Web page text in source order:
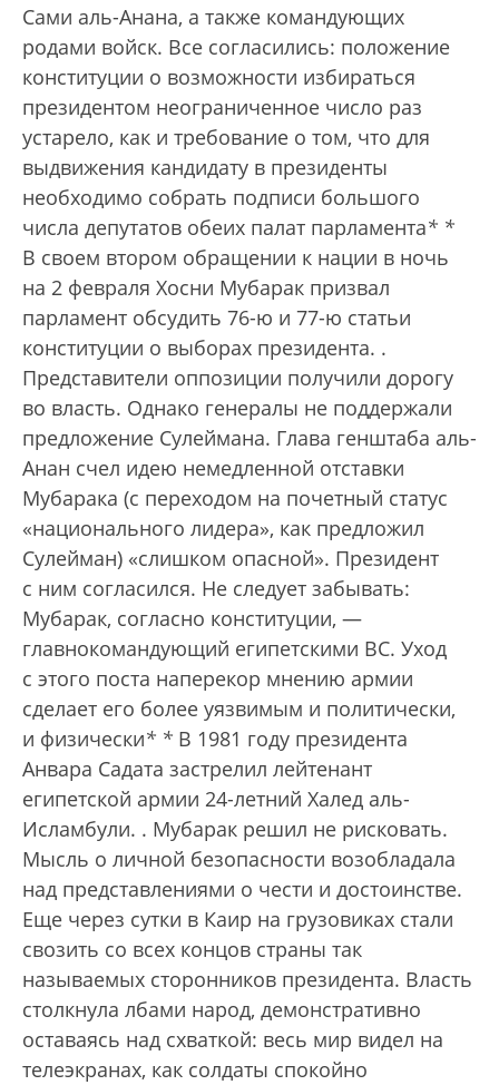
Сами аль-Анана, а также командующих
родами войск. Все согласились: положение
конституции о возможности избираться
президентом неограниченное число раз
устарело, как и требование о том, что для
выдвижения кандидату в президенты
необходимо собрать подписи большого
числа депутатов обеих палат парламента* *
В своем втором обращении к нации в ночь
на 2 февраля Хосни Мубарак призвал
парламент обсудить 76-ю и 77-ю статьи
конституции о выборах президента. .
Представители оппозиции получили дорогу
во власть. Однако генералы не поддержали
предложение Сулеймана. Глава генштаба аль-
Анан счел идею немедленной отставки
Мубарака (с переходом на почетный статус
«национального лидера», как предложил
Сулейман) «слишком опасной». Президент
с ним согласился. Не следует забывать:
Мубарак, согласно конституции, —
главнокомандующий египетскими ВС. Уход
с этого поста наперекор мнению армии
сделает его более уязвимым и политически,
и физически* * В 1981 году президента
Анвара Садата застрелил лейтенант
египетской армии 24-летний Халед аль-
Исламбули. . Мубарак решил не рисковать.
Мысль о личной безопасности возобладала
над представлениями о чести и достоинстве.
Еще через сутки в Каир на грузовиках стали
свозить со всех концов страны так
называемых сторонников президента. Власть
столкнула лбами народ, демонстративно
оставаясь над схваткой: весь мир видел на
телеэкранах, как солдаты спокойно